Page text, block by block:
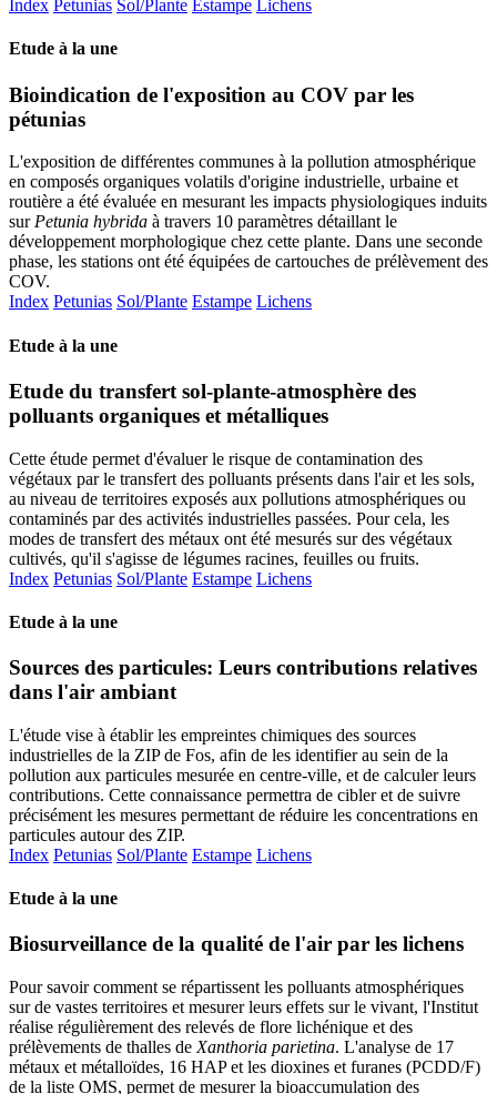
Index Petunias Sol/Plante Estampe Lichens
Etude à la une
Bioindication de l'exposition au COV par les
pétunias
L'exposition de différentes communes à la pollution atmosphérique
en composés organiques volatils d'origine industrielle, urbaine et
routière a été évaluée en mesurant les impacts physiologiques induits
sur Petunia hybrida à travers 10 paramètres détaillant le
développement morphologique chez cette plante. Dans une seconde
phase, les stations ont été équipées de cartouches de prélèvement des
COV.
Index Petunias Sol/Plante Estampe Lichens
Etude à la une
Etude du transfert sol-plante-atmosphère des
polluants organiques et métalliques
Cette étude permet d'évaluer le risque de contamination des
végétaux par le transfert des polluants présents dans l'air et les sols,
au niveau de territoires exposés aux pollutions atmosphériques ou
contaminés par des activités industrielles passées. Pour cela, les
modes de transfert des métaux ont été mesurés sur des végétaux
cultivés, qu'il s'agisse de légumes racines, feuilles ou fruits.
Index Petunias Sol/Plante Estampe Lichens
Etude à la une
Sources des particules: Leurs contributions relatives
dans l'air ambiant
L'étude vise à établir les empreintes chimiques des sources
industrielles de la ZIP de Fos, afin de les identifier au sein de la
pollution aux particules mesurée en centre-ville, et de calculer leurs
contributions. Cette connaissance permettra de cibler et de suivre
précisément les mesures permettant de réduire les concentrations en
particules autour des ZIP.
Index Petunias Sol/Plante Estampe Lichens
Etude à la une
Biosurveillance de la qualité de l'air par les lichens
Pour savoir comment se répartissent les polluants atmosphériques
sur de vastes territoires et mesurer leurs effets sur le vivant, l'Institut
réalise régulièrement des relevés de flore lichénique et des
prélèvements de thalles de Xanthoria parietina. L'analyse de 17
métaux et métalloïdes, 16 HAP et les dioxines et furanes (PCDD/F)
de la liste OMS, permet de mesurer la bioaccumulation des